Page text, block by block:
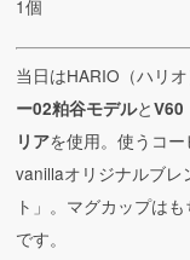
1個
当日はHARIO（ハリ
ー02粕谷モデルとV60
リアを使用。使うコ
vanillaオリジナルブレ
ト」。マグカップは
です。